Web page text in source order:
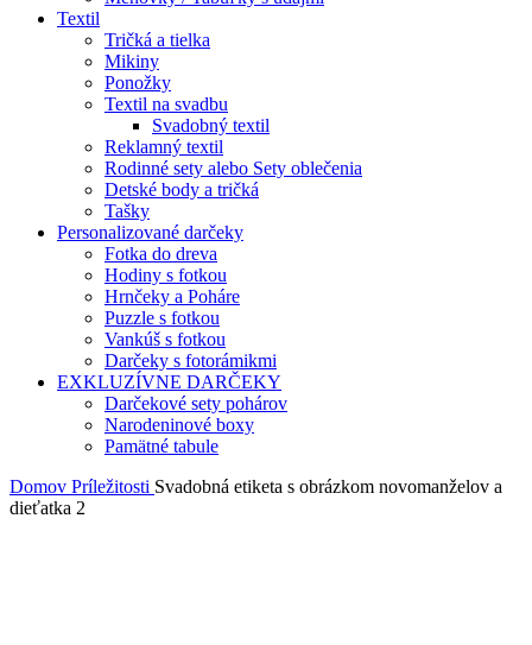
Textil
Tričká a tielka
Mikiny
Ponožky
Textil na svadbu
Svadobný textil
Reklamný textil
Rodinné sety alebo Sety oblečenia
Detské body a tričká
Tašky
Personalizované darčeky
Fotka do dreva
Hodiny s fotkou
Hrnčeky a Poháre
Puzzle s fotkou
Vankúš s fotkou
Darčeky s fotorámikmi
EXKLUZÍVNE DARČEKY
Darčekové sety pohárov
Narodeninové boxy
Pamätné tabule
Domov Príležitosti Svadobná etiketa s obrázkom novomanželov a
dieťatka 2